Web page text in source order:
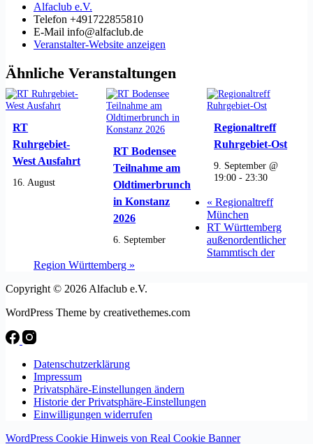
Alfaclub e.V.
Telefon +491722855810
E-Mail info@alfaclub.de
Veranstalter-Website anzeigen
Ähnliche Veranstaltungen
RT
Ruhrgebiet-
West Ausfahrt
16. August
RT Bodensee
Teilnahme am
Oldtimerbrunch
in Konstanz
2026
6. September
Regionaltreff
Ruhrgebiet-Ost
9. September @
19:00 - 23:30
« Regionaltreff
München
RT Württemberg
außenordentlicher
Stammtisch der
Region Württemberg »
Copyright © 2026 Alfaclub e.V.
WordPress Theme by creativethemes.com
Datenschutzerklärung
Impressum
Privatsphäre-Einstellungen ändern
Historie der Privatsphäre-Einstellungen
Einwilligungen widerrufen
WordPress Cookie Hinweis von Real Cookie Banner